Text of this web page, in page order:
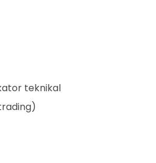
teknikal